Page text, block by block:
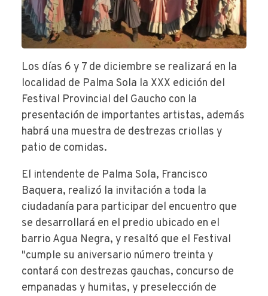
Los días 6 y 7 de diciembre se realizará en la
localidad de Palma Sola la XXX edición del
Festival Provincial del Gaucho con la
presentación de importantes artistas, además
habrá una muestra de destrezas criollas y
patio de comidas.
El intendente de Palma Sola, Francisco
Baquera, realizó la invitación a toda la
ciudadanía para participar del encuentro que
se desarrollará en el predio ubicado en el
barrio Agua Negra, y resaltó que el Festival
"cumple su aniversario número treinta y
contará con destrezas gauchas, concurso de
empanadas y humitas, y preselección de